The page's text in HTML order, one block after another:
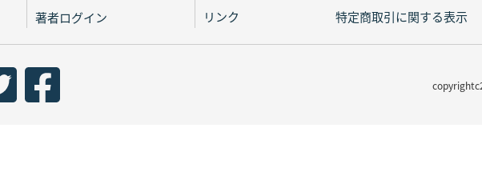
著者ログイン
リンク 特定商取引に関する表示